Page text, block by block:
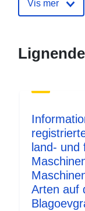
uriRef:
Vis mer
land- und
Arten auf